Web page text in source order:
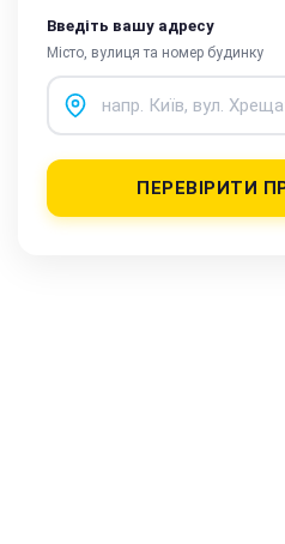
Введіть вашу адресу
Місто, вулиця та номер будинку
ПЕРЕВІРИТИ